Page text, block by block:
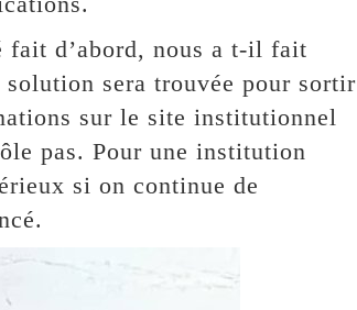
fait d’abord, nous a t-il fait
sera trouvée pour sortir
sur le site institutionnel
pas. Pour une institution
si on continue de